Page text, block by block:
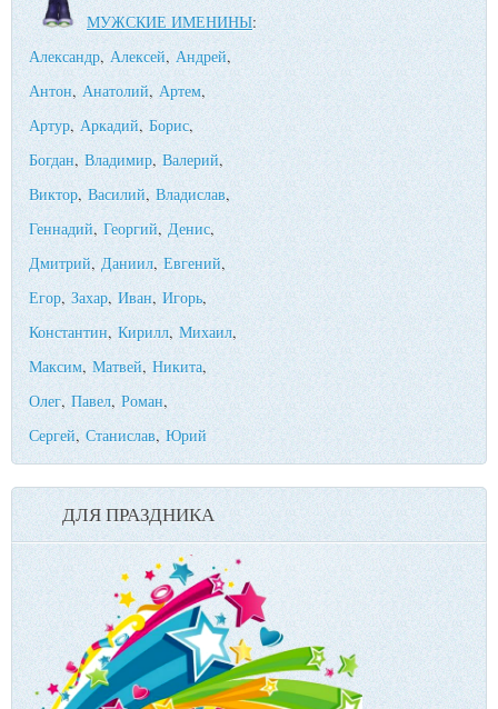
МУЖСКИЕ ИМЕНИНЫ:
Александр, Алексей,Андрей,
Антон,Анатолий,Артем,
Артур,Аркадий,Борис,
Богдан, Владимир,Валерий,
Виктор,Василий, Владислав,
Геннадий,Георгий, Денис,
Дмитрий,Даниил,Евгений,
Егор,Захар, Иван,Игорь,
Константин,Кирилл, Михаил,
Максим, Матвей,Никита,
Олег, Павел, Роман,
Сергей, Станислав,Юрий
ДЛЯ ПРАЗДНИКА